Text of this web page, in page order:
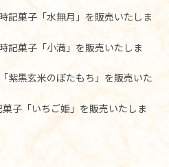
記菓子「水無月」を販売いたしま
記菓子「小満」を販売いたしま
紫黒玄米のぼたもち」を販売いた
子「いちご姫」を販売いたしま